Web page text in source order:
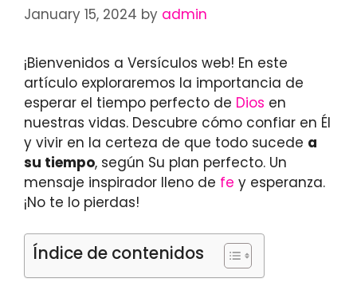
January 15, 2024 by admin
¡Bienvenidos a Versículos web! En este
artículo exploraremos la importancia de
esperar el tiempo perfecto de Dios en
nuestras vidas. Descubre cómo confiar en Él
y vivir en la certeza de que todo sucede a
su tiempo, según Su plan perfecto. Un
mensaje inspirador lleno de fe y esperanza.
¡No te lo pierdas!
Índice de contenidos